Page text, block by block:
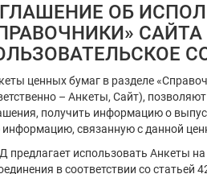
ОБ
САЙТА
ценных бумаг в разделе
– Анкеты, Сайт),
получить информацию о
связанную с данной
предлагает использовать Анкеты
в соответствии со
по которым